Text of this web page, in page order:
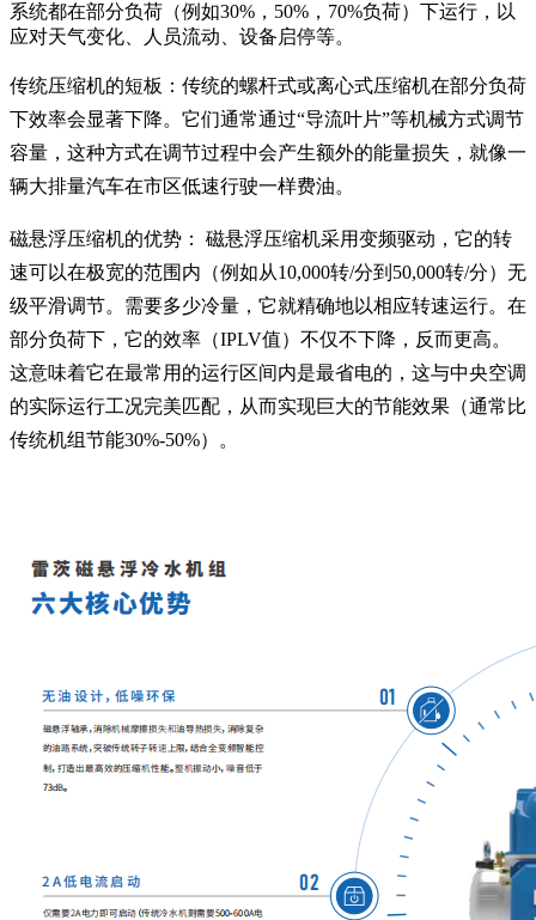
系统都在部分负荷（例如30%，50%，70%负荷）下运行，以
应对天气变化、人员流动、设备启停等。
传统压缩机的短板：传统的螺杆式或离心式压缩机在部分负荷
下效率会显著下降。它们通常通过“导流叶片”等机械方式调节
容量，这种方式在调节过程中会产生额外的能量损失，就像一
辆大排量汽车在市区低速行驶一样费油。
磁悬浮压缩机的优势： 磁悬浮压缩机采用变频驱动，它的转
速可以在极宽的范围内（例如从10,000转/分到50,000转/分）无
级平滑调节。需要多少冷量，它就精确地以相应转速运行。在
部分负荷下，它的效率（IPLV值）不仅不下降，反而更高。
这意味着它在最常用的运行区间内是最省电的，这与中央空调
的实际运行工况完美匹配，从而实现巨大的节能效果（通常比
传统机组节能30%-50%）。